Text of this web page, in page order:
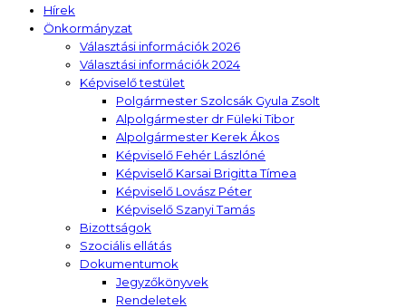
Hírek
Önkormányzat
Választási információk 2026
Választási információk 2024
Képviselő testület
Polgármester Szolcsák Gyula Zsolt
Alpolgármester dr Füleki Tibor
Alpolgármester Kerek Ákos
Képviselő Fehér Lászlóné
Képviselő Karsai Brigitta Tímea
Képviselő Lovász Péter
Képviselő Szanyi Tamás
Bizottságok
Szociális ellátás
Dokumentumok
Jegyzőkönyvek
Rendeletek